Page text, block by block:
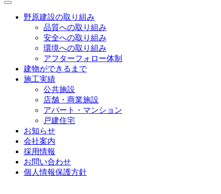
野原建設の取り組み
品質への取り組み
安全への取り組み
環境への取り組み
アフターフォロー体制
建物ができるまで
施工実績
公共施設
店舗・商業施設
アパート・マンション
戸建住宅
お知らせ
会社案内
採用情報
お問い合わせ
個人情報保護方針